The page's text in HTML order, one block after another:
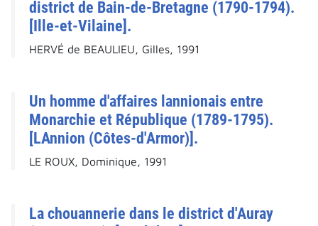
district de Bain-de-Bretagne (1790-1794).
[Ille-et-Vilaine].
HERVÉ de BEAULIEU, Gilles, 1991
Un homme d'affaires lannionais entre
Monarchie et République (1789-1795).
[LAnnion (Côtes-d'Armor)].
LE ROUX, Dominique, 1991
La chouannerie dans le district d'Auray